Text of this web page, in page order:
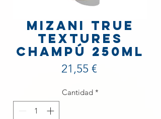
Mizani True
Textures
Champú 250ml
21,55 €Precio
Cantidad *